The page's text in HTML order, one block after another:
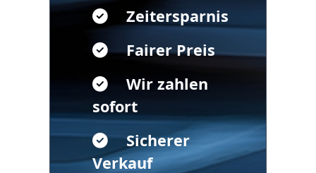
Zeitersparnis
Fairer Preis
Wir zahlen
sofort
Sicherer
Verkauf